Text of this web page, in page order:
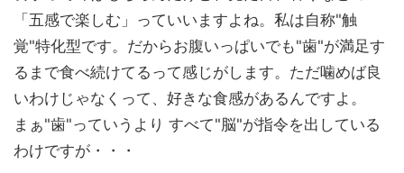
「五感で楽しむ」っていいますよね。私は自称"触
覚"特化型です。だからお腹いっぱいでも"歯"が満足す
るまで食べ続けてるって感じがします。ただ噛めば良
いわけじゃなくって、好きな食感があるんですよ。
まぁ"歯"っていうより すべて"脳"が指令を出している
わけですが・・・